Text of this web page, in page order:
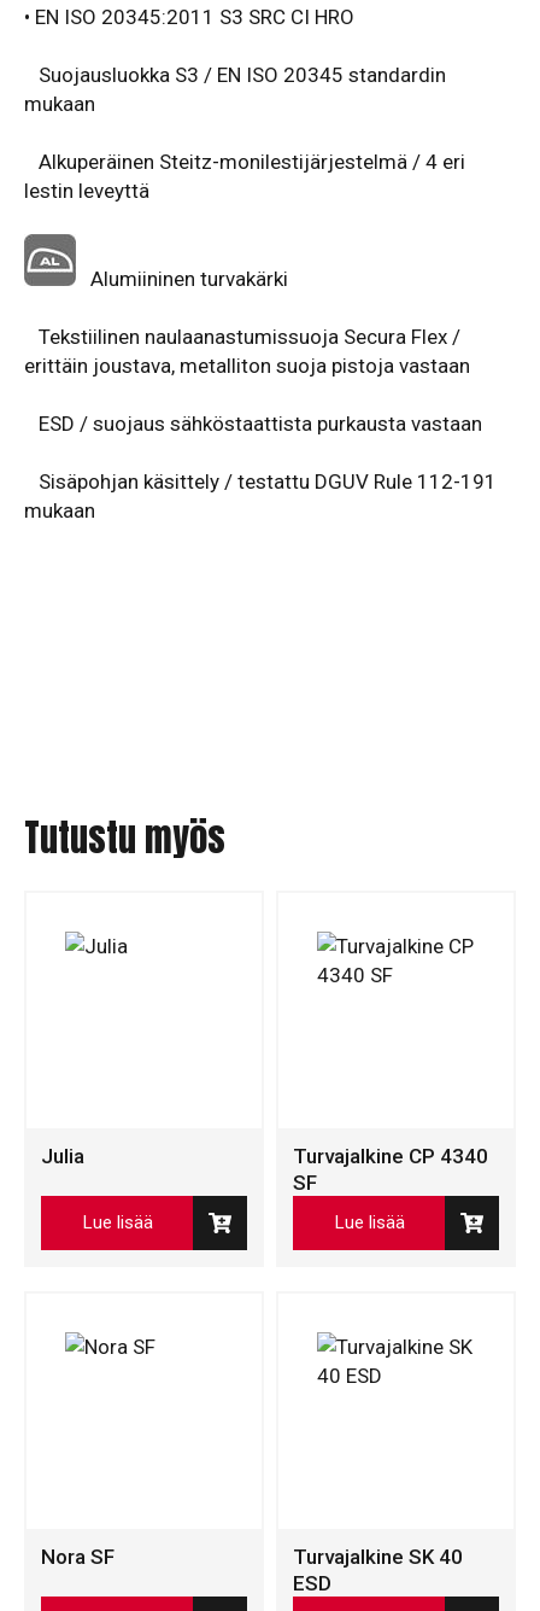
• EN ISO 20345:2011 S3 SRC CI HRO
Suojausluokka S3 / EN ISO 20345 standardin
mukaan
Alkuperäinen Steitz-monilestijärjestelmä / 4 eri
lestin leveyttä
Alumiininen turvakärki
Tekstiilinen naulaanastumissuoja Secura Flex /
erittäin joustava, metalliton suoja pistoja vastaan
ESD / suojaus sähköstaattista purkausta vastaan
Sisäpohjan käsittely / testattu DGUV Rule 112-191
mukaan
Tutustu myös
Julia
Lue lisää
Turvajalkine CP 4340
SF
Lue lisää
Nora SF
Turvajalkine SK 40
ESD